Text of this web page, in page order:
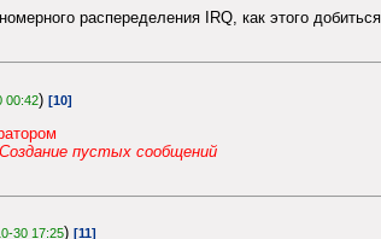
распеределения IRQ, как этого
00:42) [10]
Создание пустых сообщений
30 17:25) [11]